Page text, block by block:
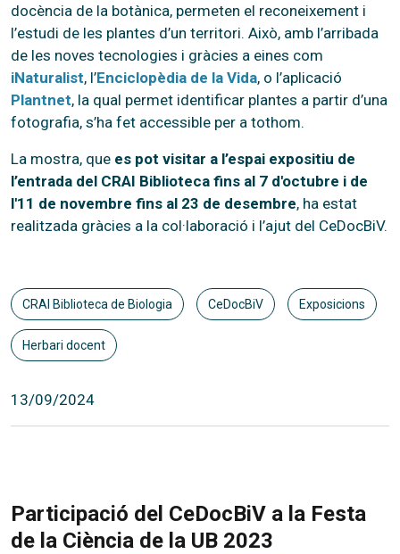
docència de la botànica, permeten el reconeixement i
l’estudi de les plantes d’un territori. Això, amb l’arribada
de les noves tecnologies i gràcies a eines com
iNaturalist, l’Enciclopèdia de la Vida, o l’aplicació
Plantnet, la qual permet identificar plantes a partir d’una
fotografia, s’ha fet accessible per a tothom.
La mostra, que es pot visitar a l’espai expositiu de
l’entrada del CRAI Biblioteca fins al 7 d'octubre i de
l'11 de novembre fins al 23 de desembre, ha estat
realitzada gràcies a la col·laboració i l’ajut del CeDocBiV.
CRAI Biblioteca de Biologia CeDocBiV Exposicions
Herbari docent
13/09/2024
Participació del CeDocBiV a la Festa
de la Ciència de la UB 2023